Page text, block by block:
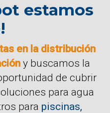
estamos
en la distribución
y buscamos la
de cubrir
para agua
para piscinas,